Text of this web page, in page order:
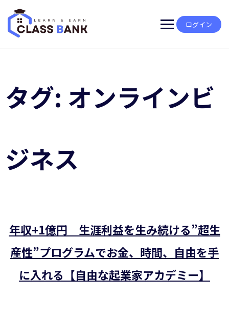
content
ログイン
タグ: オンラインビ
ジネス
年収+1億円 生涯利益を生み続ける”超生
産性”プログラムでお金、時間、自由を手
に入れる【自由な起業家アカデミー】